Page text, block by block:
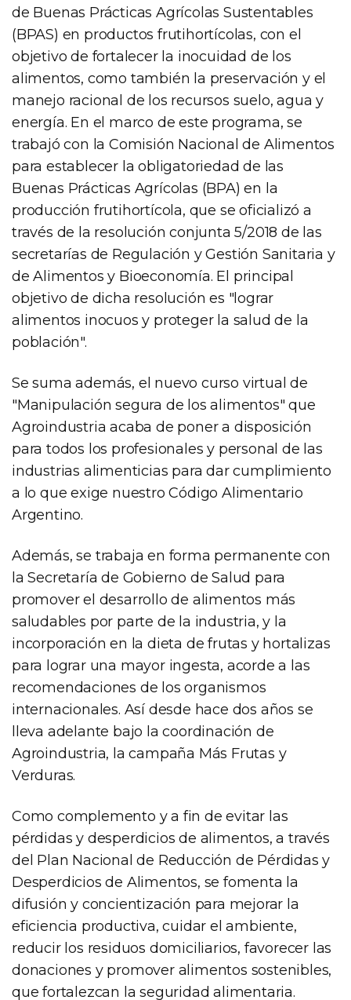
de Buenas Prácticas Agrícolas Sustentables
(BPAS) en productos frutihortícolas, con el
objetivo de fortalecer la inocuidad de los
alimentos, como también la preservación y el
manejo racional de los recursos suelo, agua y
energía. En el marco de este programa, se
trabajó con la Comisión Nacional de Alimentos
para establecer la obligatoriedad de las
Buenas Prácticas Agrícolas (BPA) en la
producción frutihortícola, que se oficializó a
través de la resolución conjunta 5/2018 de las
secretarías de Regulación y Gestión Sanitaria y
de Alimentos y Bioeconomía. El principal
objetivo de dicha resolución es "lograr
alimentos inocuos y proteger la salud de la
población".
Se suma además, el nuevo curso virtual de
"Manipulación segura de los alimentos" que
Agroindustria acaba de poner a disposición
para todos los profesionales y personal de las
industrias alimenticias para dar cumplimiento
a lo que exige nuestro Código Alimentario
Argentino.
Además, se trabaja en forma permanente con
la Secretaría de Gobierno de Salud para
promover el desarrollo de alimentos más
saludables por parte de la industria, y la
incorporación en la dieta de frutas y hortalizas
para lograr una mayor ingesta, acorde a las
recomendaciones de los organismos
internacionales. Así desde hace dos años se
lleva adelante bajo la coordinación de
Agroindustria, la campaña Más Frutas y
Verduras.
Como complemento y a fin de evitar las
pérdidas y desperdicios de alimentos, a través
del Plan Nacional de Reducción de Pérdidas y
Desperdicios de Alimentos, se fomenta la
difusión y concientización para mejorar la
eficiencia productiva, cuidar el ambiente,
reducir los residuos domiciliarios, favorecer las
donaciones y promover alimentos sostenibles,
que fortalezcan la seguridad alimentaria.